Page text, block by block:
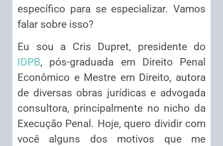
específico para se especializar. Vamos
falar sobre isso?
Eu sou a Cris Dupret, presidente do
IDPB, pós-graduada em Direito Penal
Econômico e Mestre em Direito, autora
de diversas obras jurídicas e advogada
consultora, principalmente no nicho da
Execução Penal. Hoje, quero dividir com
você alguns dos motivos que me